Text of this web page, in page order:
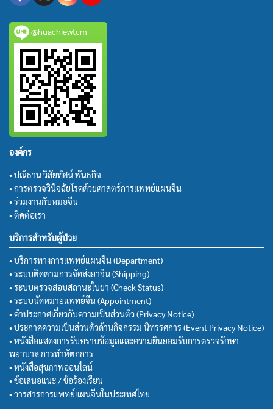
@huachiewtcm
องค์กร
• ปณิธาน วิสัยทัศน์ พันธกิจ
• การตรวจวินิจฉัยโรคด้วยศาสตร์การแพทย์แผนจีน
• ร่วมงานกับหมอจีน
• ติดต่อเรา
บริการสำหรับผู้ป่วย
• บริการทางการแพทย์แผนจีน (Department)
• ระบบติดตามการจัดส่งยาจีน (Shipping)
• ระบบตรวจสอบสถานะใบยา (Check Status)
• ระบบนัดหมายแพทย์จีน (Appointment)
• คำประกาศเกี่ยวกับความเป็นส่วนตัว (Privacy Notice)
• ประกาศความเป็นส่วนตัวด้านกิจกรรม นิทรรศการ (Event Privacy Notice)
• หนังสือแสดงการรับทราบข้อมูลและความยินยอมรับการตรวจรักษา
พยาบาล การทำหัตถการ
• หนังสือสุขภาพออนไลน์
• ข้อเสนอแนะ / ข้อร้องเรียน
• วารสารการแพทย์แผนจีนในประเทศไทย